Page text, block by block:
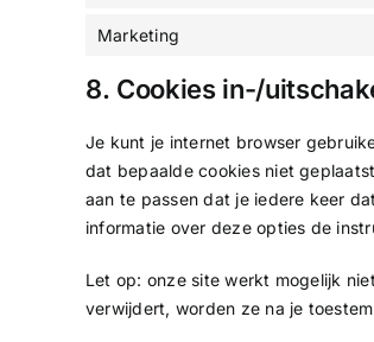
Marketing
8. Cookies in-/
Je kunt je internet browser
dat bepaalde cookies niet
aan te passen dat je iedere keer
informatie over deze opties de
Let op: onze site werkt mogelijk
verwijdert, worden ze na je